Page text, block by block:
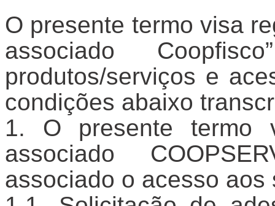
O presente termo visa
associado
produtos/serviços e
condições abaixo
O presente termo
associado
associado o acesso